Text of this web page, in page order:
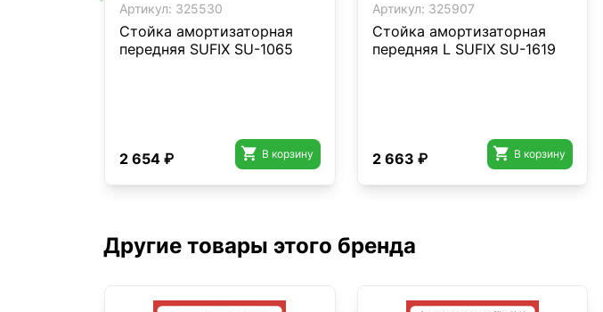
Артикул: 325530
Стойка амортизаторная
передняя SUFIX SU-1065
2 654 ₽  В корзину
Артикул: 325907
Стойка амортизаторная
передняя L SUFIX SU-1619
2 663 ₽  В корзину
Другие товары этого бренда